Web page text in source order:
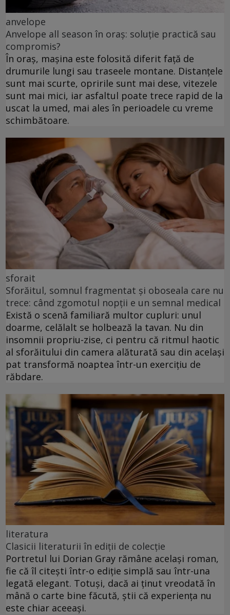
anvelope
Anvelope all season în oraș: soluție practică sau
compromis?
În oraș, mașina este folosită diferit față de
drumurile lungi sau traseele montane. Distanțele
sunt mai scurte, opririle sunt mai dese, vitezele
sunt mai mici, iar asfaltul poate trece rapid de la
uscat la umed, mai ales în perioadele cu vreme
schimbătoare.
sforait
Sforăitul, somnul fragmentat și oboseala care nu
trece: când zgomotul nopții e un semnal medical
Există o scenă familiară multor cupluri: unul
doarme, celălalt se holbează la tavan. Nu din
insomnii propriu-zise, ci pentru că ritmul haotic
al sforăitului din camera alăturată sau din același
pat transformă noaptea într-un exercițiu de
răbdare.
literatura
Clasicii literaturii în ediții de colecție
Portretul lui Dorian Gray rămâne același roman,
fie că îl citești într-o ediție simplă sau într-una
legată elegant. Totuși, dacă ai ținut vreodată în
mână o carte bine făcută, știi că experiența nu
este chiar aceeași.